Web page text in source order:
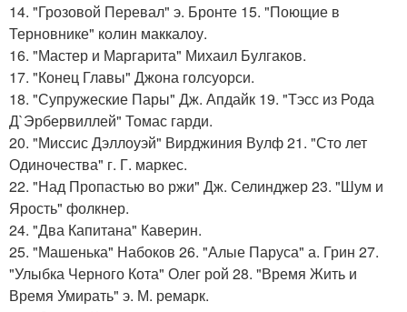
14. "Грозовой Перевал" э. Бронте 15. "Поющие в
Терновнике" колин маккалоу.
16. "Мастер и Маргарита" Михаил Булгаков.
17. "Конец Главы" Джона голсуорси.
18. "Супружеские Пары" Дж. Апдайк 19. "Тэсс из Рода
Д`Эрбервиллей" Томас гарди.
20. "Миссис Дэллоуэй" Вирджиния Вулф 21. "Сто лет
Одиночества" г. Г. маркес.
22. "Над Пропастью во ржи" Дж. Селинджер 23. "Шум и
Ярость" фолкнер.
24. "Два Капитана" Каверин.
25. "Машенька" Набоков 26. "Алые Паруса" а. Грин 27.
"Улыбка Черного Кота" Олег рой 28. "Время Жить и
Время Умирать" э. М. ремарк.